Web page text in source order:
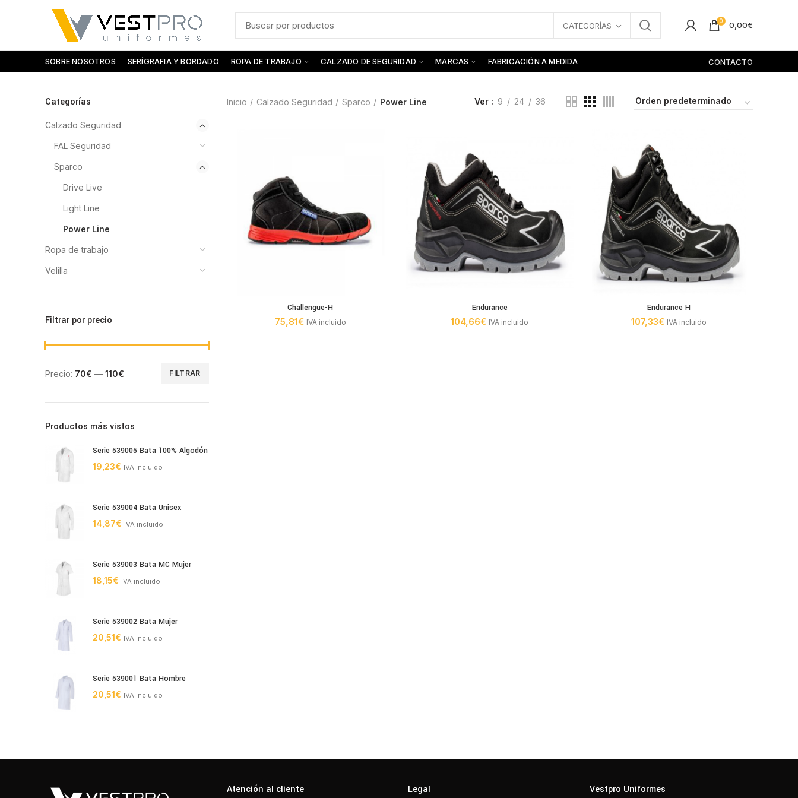
CATEGORÍAS 0 0,00€
SOBRE NOSOTROS SERÍGRAFIA Y BORDADO ROPA DE TRABAJO CALZADO DE SEGURIDAD MARCAS FABRICACIÓN A MEDIDA CONTACTO
Categorías
Calzado Seguridad
FAL Seguridad
Sparco
Drive Live
Light Line
Power Line
Ropa de trabajo
Velilla
Filtrar por precio
FILTRAR
Precio: 70€ — 110€
Productos más vistos
Serie 539005 Bata 100% Algodón
19,23€ IVA incluido
Serie 539004 Bata Unisex
14,87€ IVA incluido
Serie 539003 Bata MC Mujer
18,15€ IVA incluido
Serie 539002 Bata Mujer
20,51€ IVA incluido
Serie 539001 Bata Hombre
20,51€ IVA incluido
Inicio Calzado Seguridad Sparco Power Line Ver 9 24 36
Challengue-H
75,81€ IVA incluido
Endurance
104,66€ IVA incluido
Endurance H
107,33€ IVA incluido
Atención al cliente Legal Vestpro Uniformes